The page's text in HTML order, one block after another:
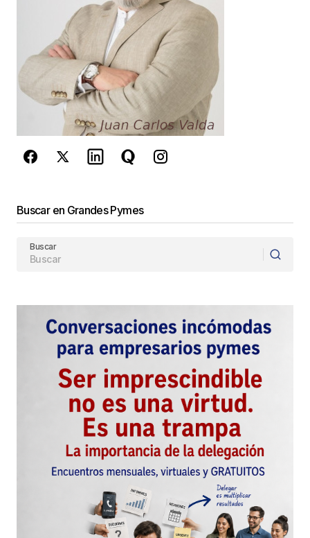
Guarda mi nombre, correo electrónico y web en
este navegador para la próxima vez que
comente.
Este sitio esta protegido por
reCAPTCHA y la Política de
privacidad y los Términos del servicio
de Googlese aplican.
Buscar en Grandes Pymes
Buscar